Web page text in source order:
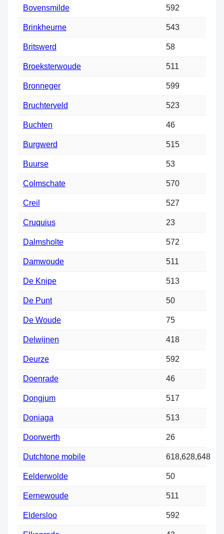
Bovensmilde 592
Brinkheurne 543
Britswerd 58
Broeksterwoude 511
Bronneger 599
Bruchterveld 523
Buchten 46
Burgwerd 515
Buurse 53
Colmschate 570
Creil 527
Cruquius 23
Dalmsholte 572
Damwoude 511
De Knipe 513
De Punt 50
De Woude 75
Delwijnen 418
Deurze 592
Doenrade 46
Dongjum 517
Doniaga 513
Doorwerth 26
Dutchtone mobile 618,628,648
Eelderwolde 50
Eernewoude 511
Eldersloo 592